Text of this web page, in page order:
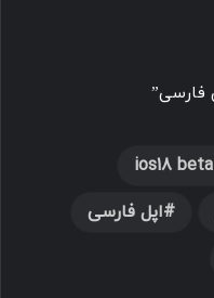
ios18 beta
اپل فارسی